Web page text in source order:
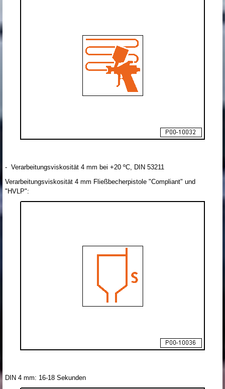
- Verarbeitungsviskosität 4 mm bei +20 ºC, DIN 53211
Verarbeitungsviskosität 4 mm Fließbecherpistole "Compliant" und
"HVLP":
DIN 4 mm: 16-18 Sekunden